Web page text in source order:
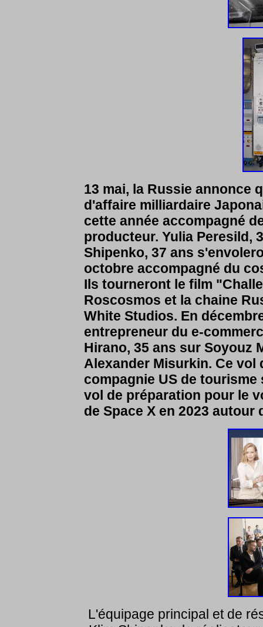
13 mai, la Russie annonce
d'affaire milliardaire
cette année accompagné
producteur. Yulia Peresild,
Shipenko, 37 ans
octobre accompagné du
Ils tourneront le film
Roscosmos et la chaine
White Studios. En
entrepreneur du e-
Hirano, 35 ans sur Soyouz
Alexander Misurkin. Ce vol
compagnie US de
vol de préparation pour le
de Space X en 2023 autour
L'équipage principal et de